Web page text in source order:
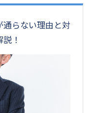
らない理由と対
！